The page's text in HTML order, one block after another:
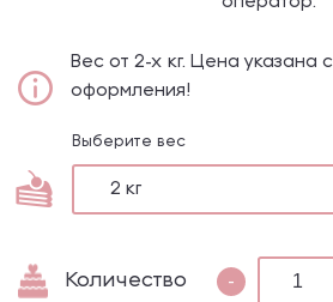
Вес от 2-х кг. Цена указана
оформления!
Выберите вес
2 кг
Количество -